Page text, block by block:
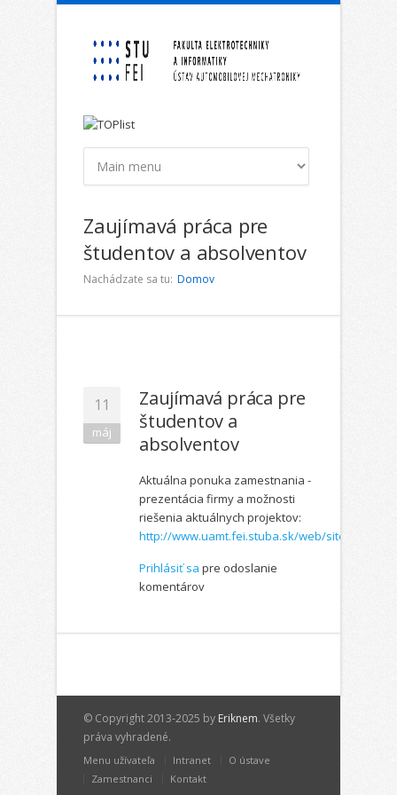
Skočiť na hlavný obsah
Zaujímavá práca pre
študentov a absolventov
Nachádzate sa tu: Domov
11
máj
Zaujímavá práca pre
študentov a
absolventov
Aktuálna ponuka zamestnania -
prezentácia firmy a možnosti
riešenia aktuálnych projektov:
http://www.uamt.fei.stuba.sk/web/sites/subory/
Prihlásiť sa pre odoslanie
komentárov
© Copyright 2013-2025 by Eriknem. Všetky
práva vyhradené.
Menu užívateľa Intranet
O ústave
Zamestnanci
Kontakt